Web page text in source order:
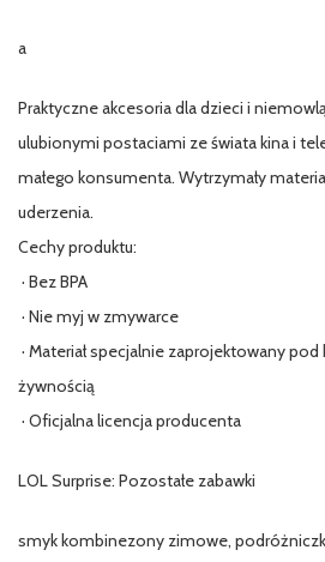
a
Praktyczne akcesoria dla dzieci i
ulubionymi postaciami ze świata kina i
małego konsumenta. Wytrzymały
uderzenia.
Cechy produktu:
· Bez BPA
· Nie myj w zmywarce
· Materiał specjalnie zaprojektowany
żywnością
· Oficjalna licencja producenta
LOL Surprise: Pozostałe zabawki
smyk kombinezony zimowe,